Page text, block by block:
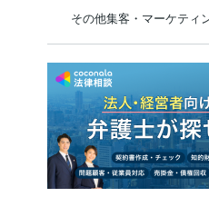
その他集客・マーケティ